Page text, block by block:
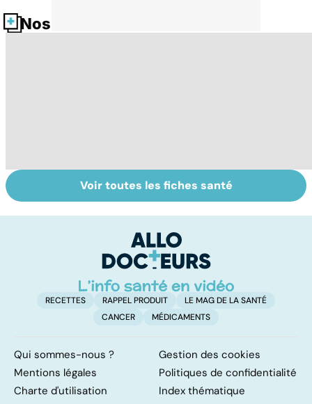
Nos fiches santé
Tout savoir sur le
vitiligo
Mélanome : le
plus redouté des
peau
Voir toutes les fiches santé
RECETTES RAPPEL PRODUIT
LE MAG DE LA SANTÉ
CANCER
MÉDICAMENTS
Qui sommes-nous ?
Gestion des cookies
Mentions légales
Politiques de confidentialité
Charte d'utilisation
Index thématique